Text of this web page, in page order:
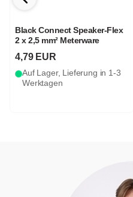
Black Connect Speaker-Flex
2 x 2,5 mm² Meterware
4,79 EUR
Auf Lager, Lieferung in 1-3
Werktagen